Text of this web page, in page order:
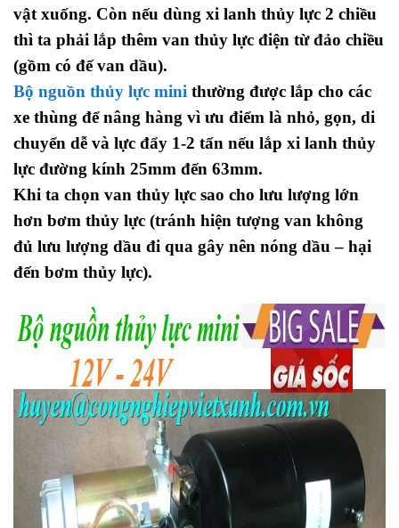
vật xuống. Còn nếu dùng xi lanh thủy lực 2 chiều
thì ta phải lắp thêm van thủy lực điện từ đảo chiều
(gồm có đế van dầu).
Bộ nguồn thủy lực mini thường được lắp cho các
xe thùng để nâng hàng vì ưu điểm là nhỏ, gọn, di
chuyển dễ và lực đẩy 1-2 tấn nếu lắp xi lanh thủy
lực đường kính 25mm đến 63mm.
Khi ta chọn van thủy lực sao cho lưu lượng lớn
hơn bơm thủy lực (tránh hiện tượng van không
đủ lưu lượng dầu đi qua gây nên nóng dầu – hại
đến bơm thủy lực).